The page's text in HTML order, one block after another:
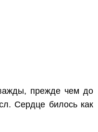
прежде чем до
Сердце билось как